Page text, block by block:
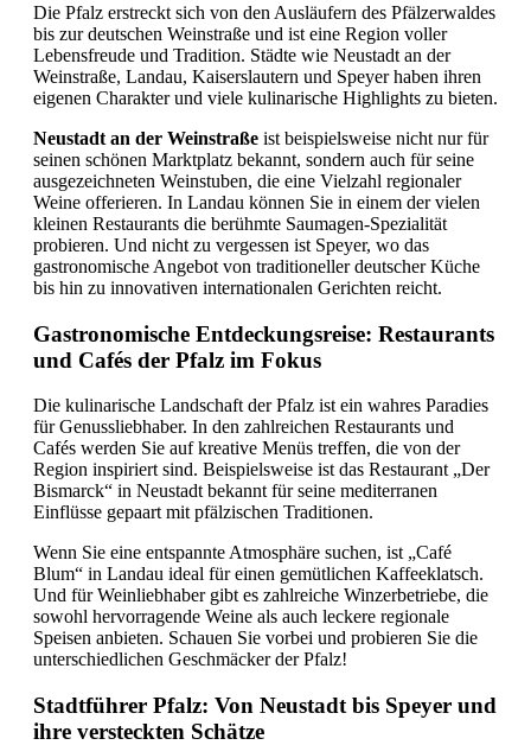
Die Pfalz erstreckt sich von den Ausläufern des Pfälzerwaldes
bis zur deutschen Weinstraße und ist eine Region voller
Lebensfreude und Tradition. Städte wie Neustadt an der
Weinstraße, Landau, Kaiserslautern und Speyer haben ihren
eigenen Charakter und viele kulinarische Highlights zu bieten.
Neustadt an der Weinstraße ist beispielsweise nicht nur für
seinen schönen Marktplatz bekannt, sondern auch für seine
ausgezeichneten Weinstuben, die eine Vielzahl regionaler
Weine offerieren. In Landau können Sie in einem der vielen
kleinen Restaurants die berühmte Saumagen-Spezialität
probieren. Und nicht zu vergessen ist Speyer, wo das
gastronomische Angebot von traditioneller deutscher Küche
bis hin zu innovativen internationalen Gerichten reicht.
Gastronomische Entdeckungsreise: Restaurants
und Cafés der Pfalz im Fokus
Die kulinarische Landschaft der Pfalz ist ein wahres Paradies
für Genussliebhaber. In den zahlreichen Restaurants und
Cafés werden Sie auf kreative Menüs treffen, die von der
Region inspiriert sind. Beispielsweise ist das Restaurant „Der
Bismarck“ in Neustadt bekannt für seine mediterranen
Einflüsse gepaart mit pfälzischen Traditionen.
Wenn Sie eine entspannte Atmosphäre suchen, ist „Café
Blum“ in Landau ideal für einen gemütlichen Kaffeeklatsch.
Und für Weinliebhaber gibt es zahlreiche Winzerbetriebe, die
sowohl hervorragende Weine als auch leckere regionale
Speisen anbieten. Schauen Sie vorbei und probieren Sie die
unterschiedlichen Geschmäcker der Pfalz!
Stadtführer Pfalz: Von Neustadt bis Speyer und
ihre versteckten Schätze